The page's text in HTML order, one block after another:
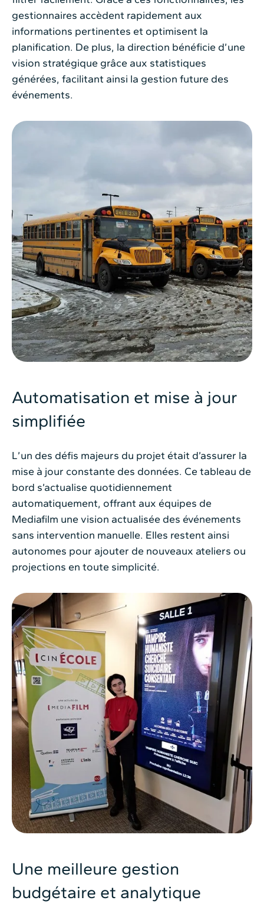
gestionnaires accèdent rapidement aux
informations pertinentes et optimisent la
planification. De plus, la direction bénéficie d’une
vision stratégique grâce aux statistiques
générées, facilitant ainsi la gestion future des
événements.
Automatisation et mise à jour
simplifiée
L’un des défis majeurs du projet était d’assurer la
mise à jour constante des données. Ce tableau de
bord s’actualise quotidiennement
automatiquement, offrant aux équipes de
Mediafilm une vision actualisée des événements
sans intervention manuelle. Elles restent ainsi
autonomes pour ajouter de nouveaux ateliers ou
projections en toute simplicité.
Une meilleure gestion
budgétaire et analytique